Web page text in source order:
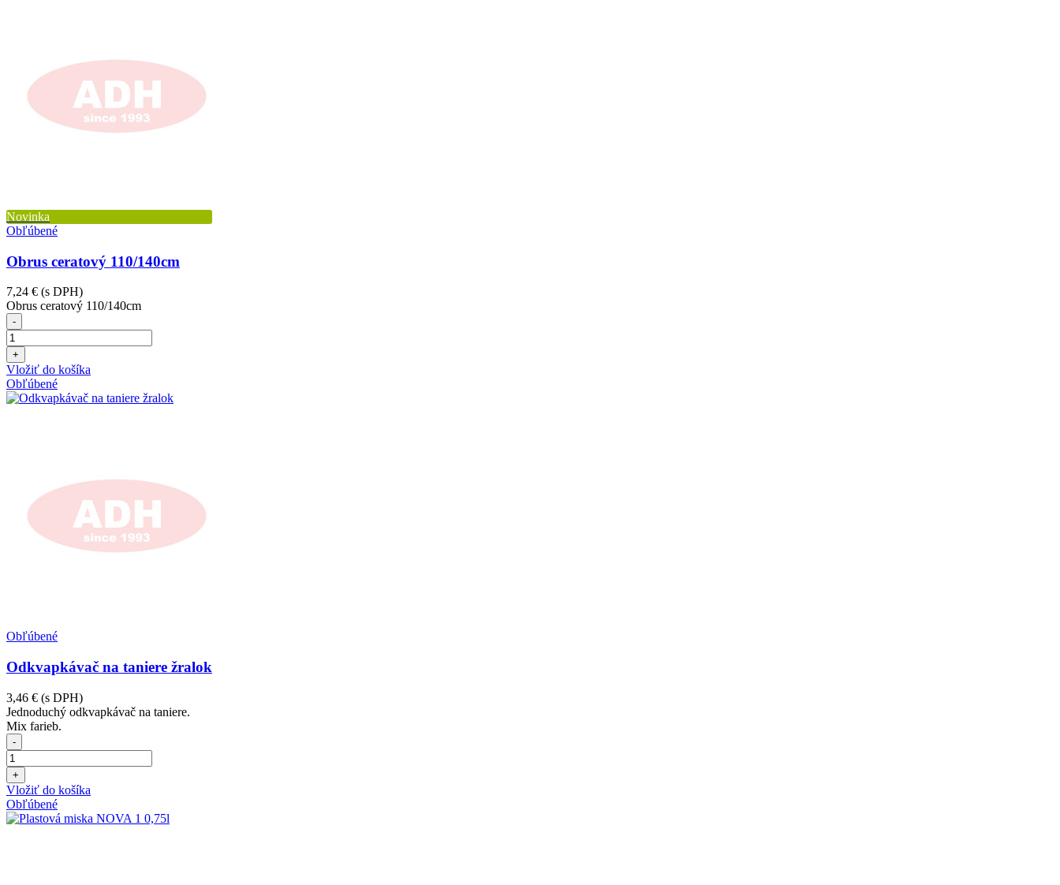
Novinka
Obľúbené
Obrus ceratový 110/140cm
7,24 € (s DPH)
Obrus ceratový 110/140cm
-
+
Vložiť do košíka
Obľúbené
Obľúbené
Odkvapkávač na taniere žralok
3,46 € (s DPH)
Jednoduchý odkvapkávač na taniere.
Mix farieb.
-
+
Vložiť do košíka
Obľúbené